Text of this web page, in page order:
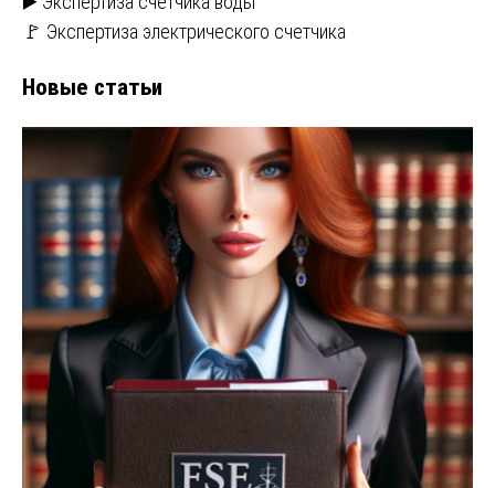
🚩 Экспертиза электрического счетчика
Новые статьи